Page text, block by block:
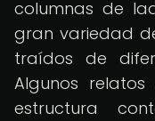
columnas de
gran variedad
traídos de
Algunos
estructura